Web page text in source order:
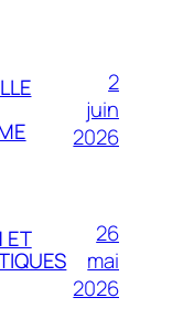
2
juin
2026
ET
26
mai
2026